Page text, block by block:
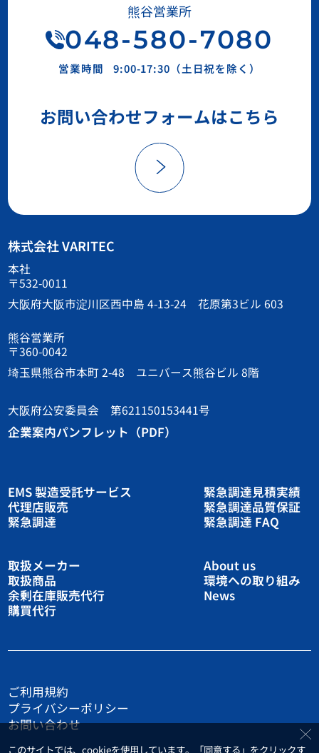
このサイトでは、cookieを使用しています。「同意する」をクリックす
熊谷営業所
048-580-7080
営業時間 9:00-17:30（土日祝を除く）
お問い合わせフォームはこちら
株式会社 VARITEC
本社
〒532-0011
大阪府大阪市淀川区西中島 4-13-24 花原第3ビル 603
熊谷営業所
〒360-0042
埼玉県熊谷市本町 2-48 ユニバース熊谷ビル 8階
大阪府公安委員会 第621150153441号
企業案内パンフレット（PDF）
EMS 製造受託サービス
代理店販売
緊急調達
取扱メーカー
取扱商品
余剰在庫販売代行
購買代行
緊急調達見積実績
緊急調達品質保証
緊急調達 FAQ
About us
環境への取り組み
News
ご利用規約
プライバシーポリシー
お問い合わせ